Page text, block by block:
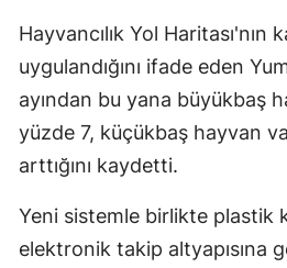
Hayvancılık Yol Haritası'nın
uygulandığını ifade eden
ayından bu yana büyükbaş
yüzde 7, küçükbaş hayvan
arttığını kaydetti.
Yeni sistemle birlikte plastik
elektronik takip altyapısına